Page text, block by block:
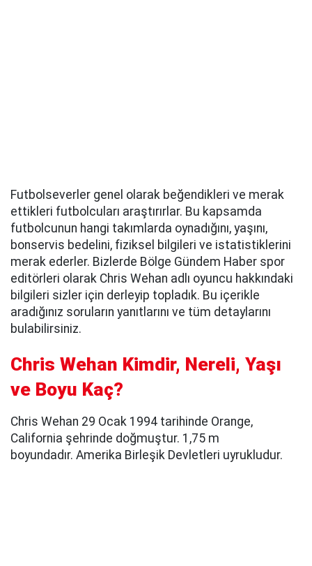
Futbolseverler genel olarak beğendikleri ve merak
ettikleri futbolcuları araştırırlar. Bu kapsamda
futbolcunun hangi takımlarda oynadığını, yaşını,
bonservis bedelini, fiziksel bilgileri ve istatistiklerini
merak ederler. Bizlerde Bölge Gündem Haber spor
editörleri olarak Chris Wehan adlı oyuncu hakkındaki
bilgileri sizler için derleyip topladık. Bu içerikle
aradığınız soruların yanıtlarını ve tüm detaylarını
bulabilirsiniz.
Chris Wehan Kimdir, Nereli, Yaşı
ve Boyu Kaç?
Chris Wehan 29 Ocak 1994 tarihinde Orange,
California şehrinde doğmuştur. 1,75 m
boyundadır. Amerika Birleşik Devletleri uyrukludur.